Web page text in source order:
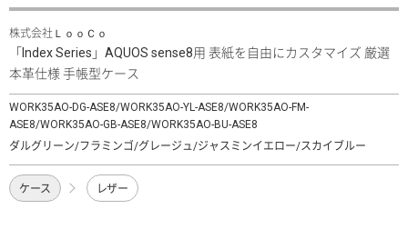
株式会社ＬｏｏＣｏ
「Index Series」AQUOS sense8用 表紙を自由にカスタマイズ 厳選
本革仕様 手帳型ケース
WORK35AO-DG-ASE8/WORK35AO-YL-ASE8/WORK35AO-FM-
ASE8/WORK35AO-GB-ASE8/WORK35AO-BU-ASE8
ダルグリーン/フラミンゴ/グレージュ/ジャスミンイエロー/スカイブルー
ケース レザー